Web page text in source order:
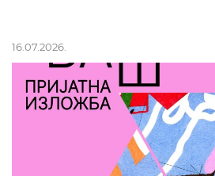
16.07.2026.